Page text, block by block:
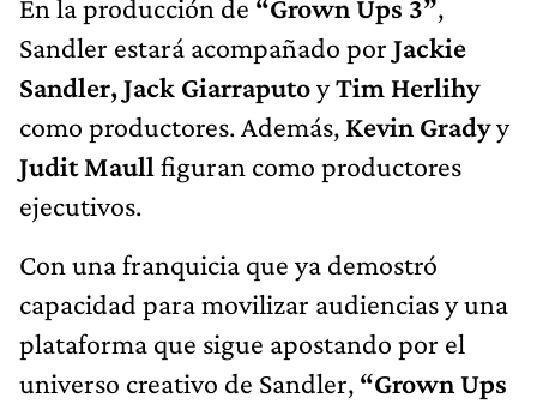
En la producción de “Grown Ups 3”,
Sandler estará acompañado por Jackie
Sandler, Jack GiarraputoyTim Herlihy
como productores. Además, Kevin Gradyy
Judit Maull figuran como productores
ejecutivos.
Con una franquicia que ya demostró
capacidad para movilizar audiencias y una
plataforma que sigue apostando por el
universo creativo de Sandler, “Grown Ups